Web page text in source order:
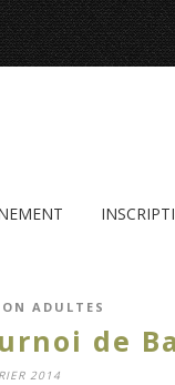
ADULTES
de
2014